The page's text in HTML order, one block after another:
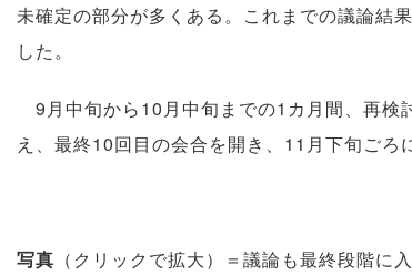
未確定の部分が多くある。これまでの議論結
した。
9月中旬から10月中旬までの1カ月間、再検
え、最終10回目の会合を開き、11月下旬ごろ
写真 （クリックで拡大）＝議論も最終段階に